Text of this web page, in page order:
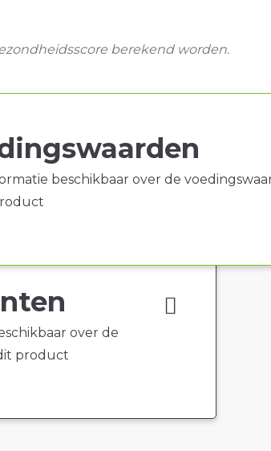
berekend worden.
beschikbaar over de
over de
product